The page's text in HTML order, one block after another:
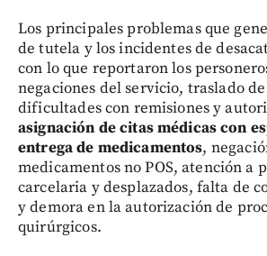
Los principales problemas que
de tutela y los incidentes de
con lo que reportaron los
negaciones del servicio, traslado
dificultades con remisiones y
asignación de citas médicas con
entrega de medicamentos,
medicamentos no POS, atención a
carcelaria y desplazados, falta de
y demora en la autorización de
quirúrgicos.